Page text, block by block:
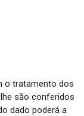
o tratamento dos
são conferidos
dado poderá a